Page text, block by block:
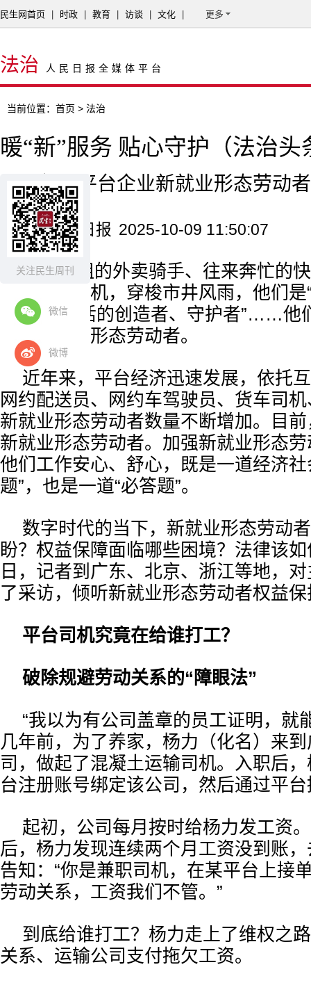
关注民生周刊
微信
微博
民生网首页 时政 教育 访谈 文化 更多
法治 人民日报全媒体平台
当前位置： 首页 > 法治
暖“新”服务 贴心守护（法治头
——部分平台企业新就业形态劳动
来源：人民日报 2025-10-09 11:50:07
风雨无阻的外卖骑手、往来奔忙的
的网约车司机，穿梭市井风雨，他们
是“美好生活的创造者、守护者”……他
份：新就业形态劳动者。
近年来，平台经济迅速发展，依托
网约配送员、网约车驾驶员、货车司
新就业形态劳动者数量不断增加。目
新就业形态劳动者。加强新就业形态
他们工作安心、舒心，既是一道经济社
题”，也是一道“必答题”。
数字时代的当下，新就业形态劳动
盼？权益保障面临哪些困境？法律该如
日，记者到广东、北京、浙江等地，
了采访，倾听新就业形态劳动者权益
平台司机究竟在给谁打工？
破除规避劳动关系的“障眼法”
“我以为有公司盖章的员工证明，就
几年前，为了养家，杨力（化名）来
司，做起了混凝土运输司机。入职后
台注册账号绑定该公司，然后通过平
起初，公司每月按时给杨力发工资
后，杨力发现连续两个月工资没到账
告知：“你是兼职司机，在某平台上接
劳动关系，工资我们不管。”
到底给谁打工？杨力走上了维权之
关系、运输公司支付拖欠工资。